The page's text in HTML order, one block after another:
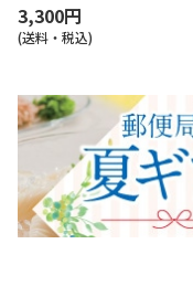
3,300円
(送料・税込)